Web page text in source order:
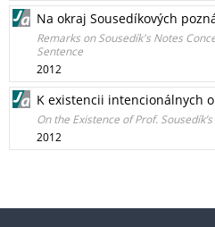
Na okraj Sousedíkových
Remarks on Sousedík's Notes
Sentence
2012
K existencii intencionálnych
On the Existence of Prof.
2012